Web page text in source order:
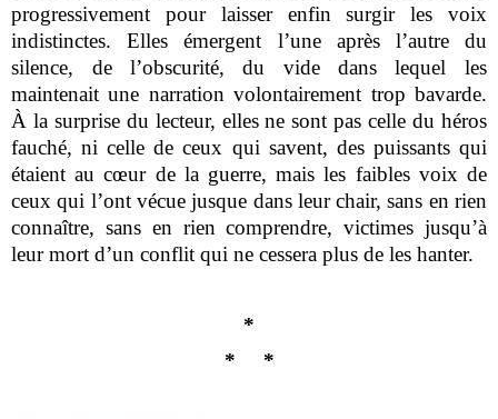
progressivement pour laisser enfin surgir les voix
indistinctes. Elles émergent l’une après l’autre du
silence, de l’obscurité, du vide dans lequel les
maintenait une narration volontairement trop bavarde.
À la surprise du lecteur, elles ne sont pas celle du héros
fauché, ni celle de ceux qui savent, des puissants qui
étaient au cœur de la guerre, mais les faibles voix de
ceux qui l’ont vécue jusque dans leur chair, sans en rien
connaître, sans en rien comprendre, victimes jusqu’à
leur mort d’un conflit qui ne cessera plus de les hanter.
*
*
*